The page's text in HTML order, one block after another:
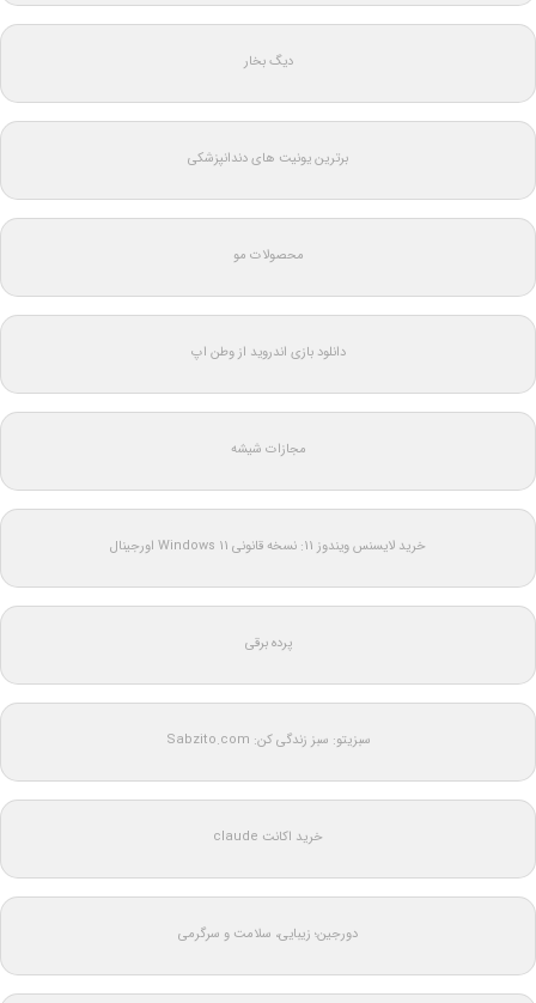
دیگ بخار
برترین یونیت های دندانپزشکی
محصولات مو
دانلود بازی اندروید از وطن اپ
مجازات شیشه
خرید لایسنس ویندوز 11: نسخه قانونی Windows 11 اورجینال
پرده برقی
سبزیتو: سبز زندگی کن: Sabzito.com
خرید اکانت claude
دورجین؛ زیبایی، سلامت و سرگرمی